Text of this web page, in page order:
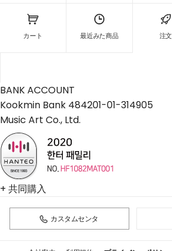
カート 最近みた商品 注文
BANK ACCOUNT
Kookmin Bank 484201-01-314905
Music Art Co., Ltd.
+ 共同購入
カスタムセンタ